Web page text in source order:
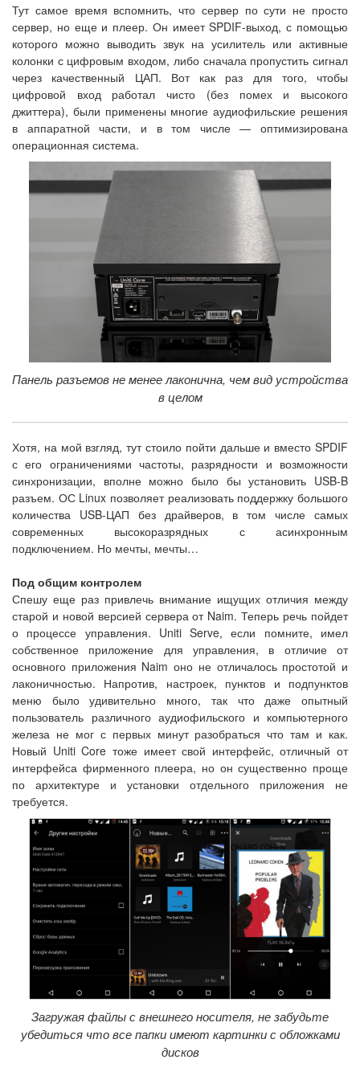
Тут самое время вспомнить, что сервер по сути не просто
сервер, но еще и плеер. Он имеет SPDIF-выход, с помощью
которого можно выводить звук на усилитель или активные
колонки с цифровым входом, либо сначала пропустить сигнал
через качественный ЦАП. Вот как раз для того, чтобы
цифровой вход работал чисто (без помех и высокого
джиттера), были применены многие аудиофильские решения
в аппаратной части, и в том числе — оптимизирована
операционная система.
Панель разъемов не менее лаконична, чем вид устройства
в целом
Хотя, на мой взгляд, тут стоило пойти дальше и вместо SPDIF
с его ограничениями частоты, разрядности и возможности
синхронизации, вполне можно было бы установить USB-B
разъем. ОС Linux позволяет реализовать поддержку большого
количества USB-ЦАП без драйверов, в том числе самых
современных высокоразрядных с асинхронным
подключением. Но мечты, мечты…
Под общим контролем
Спешу еще раз привлечь внимание ищущих отличия между
старой и новой версией сервера от Naim. Теперь речь пойдет
о процессе управления. Uniti Serve, если помните, имел
собственное приложение для управления, в отличие от
основного приложения Naim оно не отличалось простотой и
лаконичностью. Напротив, настроек, пунктов и подпунктов
меню было удивительно много, так что даже опытный
пользователь различного аудиофильского и компьютерного
железа не мог с первых минут разобраться что там и как.
Новый Uniti Core тоже имеет свой интерфейс, отличный от
интерфейса фирменного плеера, но он существенно проще
по архитектуре и установки отдельного приложения не
требуется.
Загружая файлы с внешнего носителя, не забудьте
убедиться что все папки имеют картинки с обложками
дисков